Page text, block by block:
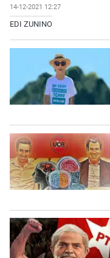
14-12-2021 12:27
EDI ZUNINO